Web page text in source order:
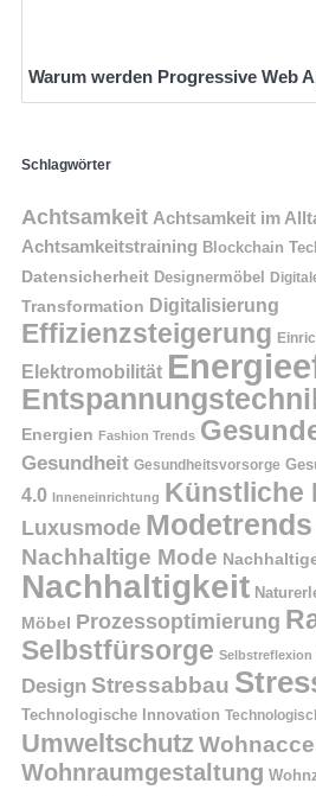
Warum werden Progressive Web
Schlagwörter
Achtsamkeit Achtsamkeit im
Achtsamkeitstraining Blockchain
Datensicherheit Designermöbel
Transformation Digitalisierung
Effizienzsteigerung
Elektromobilität
Energien Fashion Trends
Gesundheit Gesundheitsvorsorge
4.0 Inneneinrichtung Künstliche
Luxusmode Modetrends
Nachhaltige Mode
Nachhaltigkeit
Möbel
Prozessoptimierung
Selbstfürsorge Selbstreflexion
Design Stressabbau
Technologische Innovation
Umweltschutz
Wohnraumgestaltung